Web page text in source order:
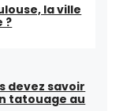
la ville
?
devez savoir
tatouage au